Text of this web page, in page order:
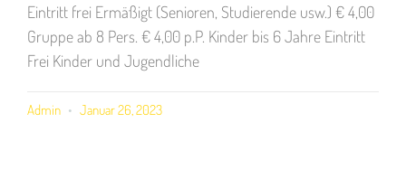
Eintritt frei Ermäßigt (Senioren, Studierende usw.) € 4,00
Gruppe ab 8 Pers. € 4,00 p.P. Kinder bis 6 Jahre Eintritt
Frei Kinder und Jugendliche
Admin Januar 26, 2023